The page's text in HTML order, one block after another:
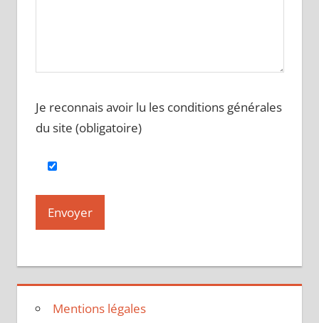
Je reconnais avoir lu les conditions générales
du site (obligatoire)
Mentions légales